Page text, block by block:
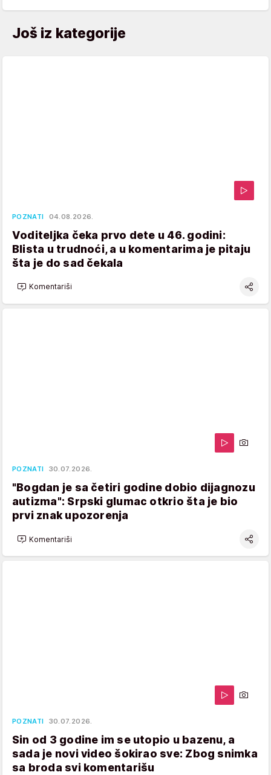
Još iz kategorije
POZNATI 04.08.2026.
Voditeljka čeka prvo dete u 46. godini:
Blista u trudnoći, a u komentarima je pitaju
šta je do sad čekala
Komentariši
POZNATI 30.07.2026.
"Bogdan je sa četiri godine dobio dijagnozu
autizma": Srpski glumac otkrio šta je bio
prvi znak upozorenja
Komentariši
POZNATI 30.07.2026.
Sin od 3 godine im se utopio u bazenu, a
sada je novi video šokirao sve: Zbog snimka
sa broda svi komentarišu